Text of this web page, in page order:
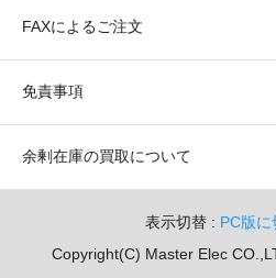
FAXによるご注文
免責事項
余剰在庫の買取について
表示切替 : PC版に
Copyright(C) Master Elec